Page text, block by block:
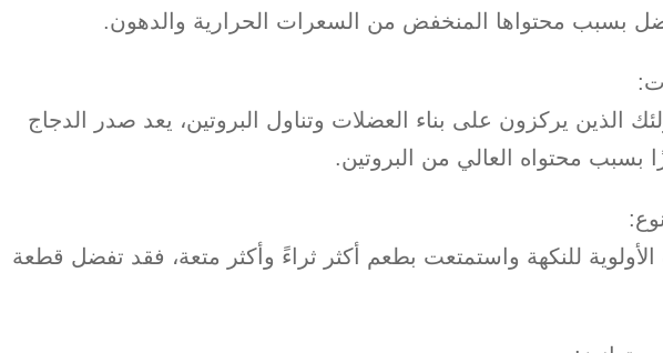
بسبب محتواها المنخفض من السعرات الحرارية والدهون.
الذين يركزون على بناء العضلات وتناول البروتين، يعد صدر الدجاج
بسبب محتواه العالي من البروتين.
الأولوية للنكهة واستمتعت بطعم أكثر ثراءً وأكثر متعة، فقد تفضل قطعة